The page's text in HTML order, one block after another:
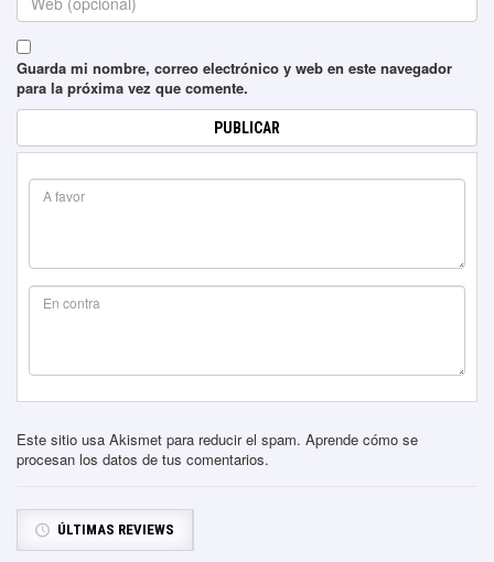
Guarda mi nombre, correo electrónico y web en este navegador
para la próxima vez que comente.
Este sitio usa Akismet para reducir el spam. Aprende cómo se
procesan los datos de tus comentarios.
ÚLTIMAS REVIEWS